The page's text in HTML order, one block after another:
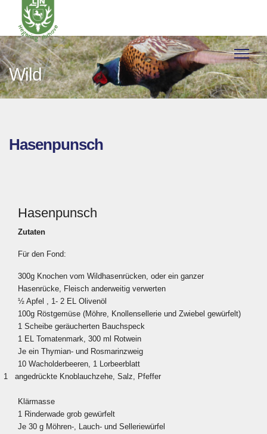
Wild
Hasenpunsch
Hasenpunsch
Zutaten
Für den Fond:
300g Knochen vom Wildhasenrücken, oder ein ganzer
Hasenrücke, Fleisch anderweitig verwerten
½ Apfel , 1- 2 EL Olivenöl
100g Röstgemüse (Möhre, Knollensellerie und Zwiebel gewürfelt)
1 Scheibe geräucherten Bauchspeck
1 EL Tomatenmark, 300 ml Rotwein
Je ein Thymian- und Rosmarinzweig
10 Wacholderbeeren, 1 Lorbeerblatt
1
angedrückte Knoblauchzehe, Salz, Pfeffer
Klärmasse
1 Rinderwade grob gewürfelt
Je 30 g Möhren-, Lauch- und Selleriewürfel